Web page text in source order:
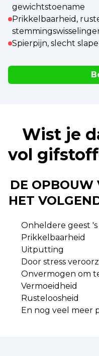
gewichtstoename
Prikkelbaarheid,
Spierpijn, slecht
Wist je
vol
DE OPBOUW
HET
Onheldere geest
Prikkelbaarheid
Uitputting
Door stress
Onvermogen om
Vermoeidheid
Rusteloosheid
En nog veel meer